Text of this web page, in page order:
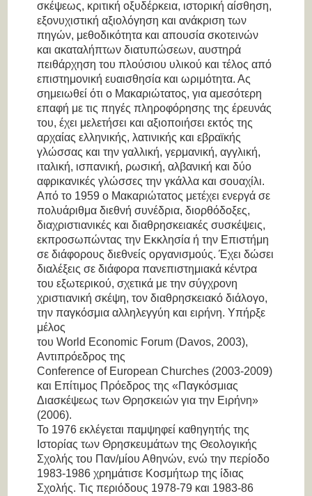
σκέψεως, κριτική οξυδέρκεια, ιστορική αίσθηση,
εξονυχιστική αξιολόγηση και ανάκριση των
πηγών, μεθοδικότητα και απουσία σκοτεινών
και ακαταλήπτων διατυπώσεων, αυστηρά
πειθάρχηση του πλούσιου υλικού και τέλος από
επιστημονική ευαισθησία και ωριμότητα. Ας
σημειωθεί ότι ο Μακαριώτατος, για αμεσότερη
επαφή με τις πηγές πληροφόρησης της έρευνάς
του, έχει μελετήσει και αξιοποιήσει εκτός της
αρχαίας ελληνικής, λατινικής και εβραϊκής
γλώσσας και την γαλλική, γερμανική, αγγλική,
ιταλική, ισπανική, ρωσική, αλβανική και δύο
αφρικανικές γλώσσες την γκάλλα και σουαχίλι.
Από το 1959 ο Μακαριώτατος μετέχει ενεργά σε
πολυάριθμα διεθνή συνέδρια, διορθόδοξες,
διαχριστιανικές και διαθρησκειακές συσκέψεις,
εκπροσωπώντας την Εκκλησία ή την Επιστήμη
σε διάφορους διεθνείς οργανισμούς. Έχει δώσει
διαλέξεις σε διάφορα πανεπιστημιακά κέντρα
του εξωτερικού, σχετικά με την σύγχρονη
χριστιανική σκέψη, τον διαθρησκειακό διάλογο,
την παγκόσμια αλληλεγγύη και ειρήνη. Υπήρξε
μέλος
του World Economic Forum (Davos, 2003),
Αντιπρόεδρος της
Conference of European Churches (2003-2009)
και Επίτιμος Πρόεδρος της «Παγκόσμιας
Διασκέψεως των Θρησκειών για την Ειρήνη»
(2006).
Το 1976 εκλέγεται παμψηφεί καθηγητής της
Ιστορίας των Θρησκευμάτων της Θεολογικής
Σχολής του Παν/μίου Αθηνών, ενώ την περίοδο
1983-1986 χρημάτισε Κοσμήτωρ της ίδιας
Σχολής. Τις περιόδους 1978-79 και 1983-86